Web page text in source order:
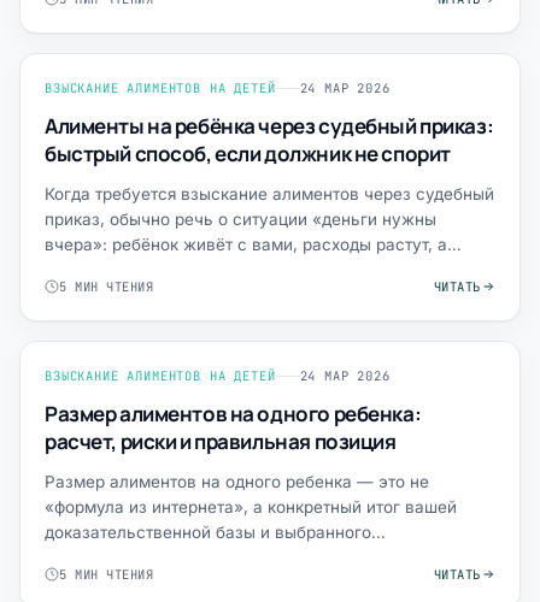
ВЗЫСКАНИЕ АЛИМЕНТОВ НА ДЕТЕЙ 24 МАР 2026
Алименты на ребёнка через судебный приказ:
быстрый способ, если должник не спорит
Когда требуется взыскание алиментов через судебный
приказ, обычно речь о ситуации «деньги нужны
вчера»: ребёнок живёт с вами, расходы растут, а
5 МИН ЧТЕНИЯ ЧИТАТЬ
ВЗЫСКАНИЕ АЛИМЕНТОВ НА ДЕТЕЙ 24 МАР 2026
Размер алиментов на одного ребенка:
расчет, риски и правильная позиция
Размер алиментов на одного ребенка — это не
«формула из интернета», а конкретный итог вашей
доказательственной базы и выбранного
5 МИН ЧТЕНИЯ ЧИТАТЬ